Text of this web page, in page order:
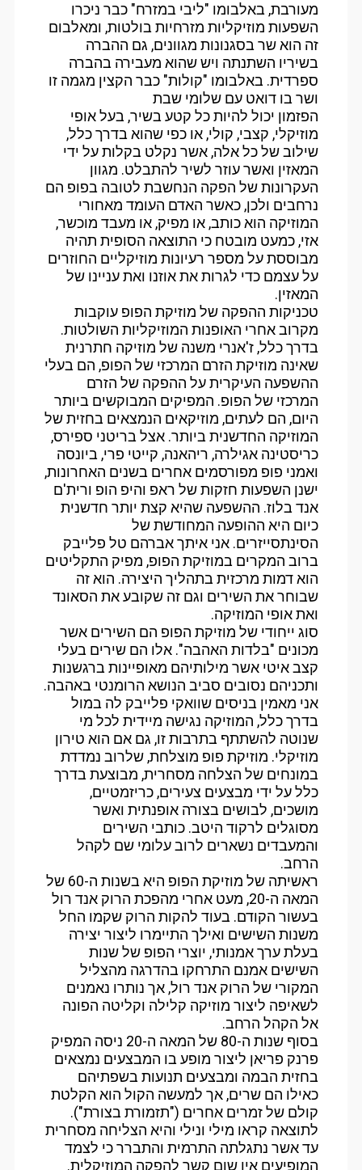
מעורבת, באלבומו "ליבי במזרח" כבר ניכרו
השפעות מוזיקליות מזרחיות בולטות, ומאלבום
זה הוא שר בסגנונות מגוונים, גם ההברה
בשיריו השתנתה ויש שהוא מעבירה בהברה
ספרדית. באלבומו "קולות" כבר הקצין מגמה זו
ושר בו דואט עם שלומי שבת
הפזמון יכול להיות כל קטע בשיר, בעל אופי
מוזיקלי, קצבי, קולי, או כפי שהוא בדרך כלל,
שילוב של כל אלה, אשר נקלט בקלות על ידי
המאזין ואשר עוזר לשיר להתבלט. מגוון
העקרונות של הפקה הנחשבת לטובה בפופ הם
נרחבים ולכן, כאשר האדם העומד מאחורי
המוזיקה הוא כותב, או מפיק, או מעבד מוכשר,
אזי, כמעט מובטח כי התוצאה הסופית תהיה
מבוססת על מספר רעיונות מוזיקליים החוזרים
על עצמם כדי לגרות את אוזנו ואת עניינו של
המאזין.
טכניקות ההפקה של מוזיקת הפופ עוקבות
מקרוב אחרי האופנות המוזיקליות השולטות.
בדרך כלל, ז'אנרי משנה של מוזיקה חתרנית
שאינה מוזיקת הזרם המרכזי של הפופ, הם בעלי
ההשפעה העיקרית על ההפקה של הזרם
המרכזי של הפופ. המפיקים המבוקשים ביותר
היום, הם לעתים, מוזיקאים הנמצאים בחזית של
המוזיקה החדשנית ביותר. אצל בריטני ספירס,
כריסטינה אגילרה, ריהאנה, קייטי פרי, ביונסה
ואמני פופ מפורסמים אחרים בשנים האחרונות,
ישנן השפעות חזקות של ראפ והיפ הופ ורית'ם
אנד בלוז. ההשפעה שהיא קצת יותר חדשנית
כיום היא ההופעה המחודשת של
הסינתסייזרים. אני איתך אברהם טל פלייבק
ברוב המקרים במוזיקת הפופ, מפיק התקליטים
הוא דמות מרכזית בתהליך היצירה. הוא זה
שבוחר את השירים וגם זה שקובע את הסאונד
ואת אופי המוזיקה.
סוג ייחודי של מוזיקת הפופ הם השירים אשר
מכונים "בלדות האהבה". אלו הם שירים בעלי
קצב איטי אשר מילותיהם מאופיינות ברגשנות
ותכניהם נסובים סביב הנושא הרומנטי באהבה.
אני מאמין בניסים שוואקי פלייבק לה במול
בדרך כלל, המוזיקה נגישה מיידית לכל מי
שנוטה להשתתף בתרבות זו, גם אם הוא טירון
מוזיקלי. מוזיקת פופ מוצלחת, שלרוב נמדדת
במונחים של הצלחה מסחרית, מבוצעת בדרך
כלל על ידי מבצעים צעירים, כריזמטיים,
מושכים, לבושים בצורה אופנתית ואשר
מסוגלים לרקוד היטב. כותבי השירים
והמעבדים נשארים לרוב עלומי שם לקהל
הרחב.
ראשיתה של מוזיקת הפופ היא בשנות ה-60 של
המאה ה-20, מעט אחרי מהפכת הרוק אנד רול
בעשור הקודם. בעוד להקות הרוק שקמו החל
משנות השישים ואילך התיימרו ליצור יצירה
בעלת ערך אמנותי, יוצרי הפופ של שנות
השישים אמנם התרחקו בהדרגה מהצליל
המקורי של הרוק אנד רול, אך נותרו נאמנים
לשאיפה ליצור מוזיקה קלילה וקליטה הפונה
אל הקהל הרחב.
בסוף שנות ה-80 של המאה ה-20 ניסה המפיק
פרנק פריאן ליצור מופע בו המבצעים נמצאים
בחזית הבמה ומבצעים תנועות בשפתיהם
כאילו הם שרים, אך למעשה הקול הוא הקלטת
קולם של זמרים אחרים ("תזמורת בצורת").
לתוצאה קראו מילי ונילי והיא הצליחה מסחרית
עד אשר נתגלתה התרמית והתברר כי לצמד
המופיעים אין שום קשר להפקה המוזיקלית.